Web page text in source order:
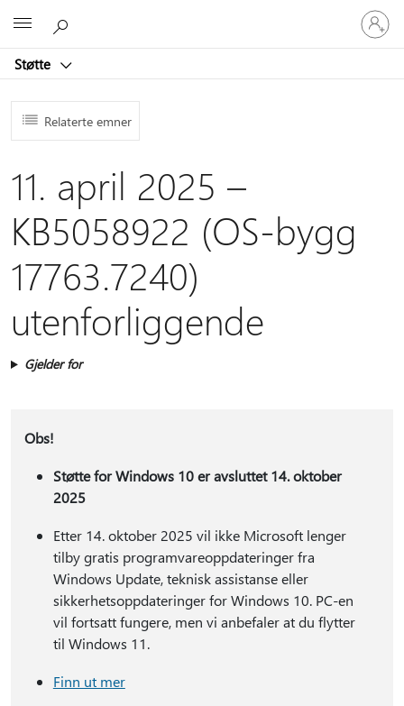
Støtte
Logg
på
kontoen
Relaterte emner
11. april 2025 –
KB5058922 (OS-bygg
17763.7240)
utenforliggende
Gjelder for
Obs!
Støtte for Windows 10 er avsluttet 14. oktober
2025
Etter 14. oktober 2025 vil ikke Microsoft lenger
tilby gratis programvareoppdateringer fra
Windows Update, teknisk assistanse eller
sikkerhetsoppdateringer for Windows 10. PC-en
vil fortsatt fungere, men vi anbefaler at du flytter
til Windows 11.
Finn ut mer